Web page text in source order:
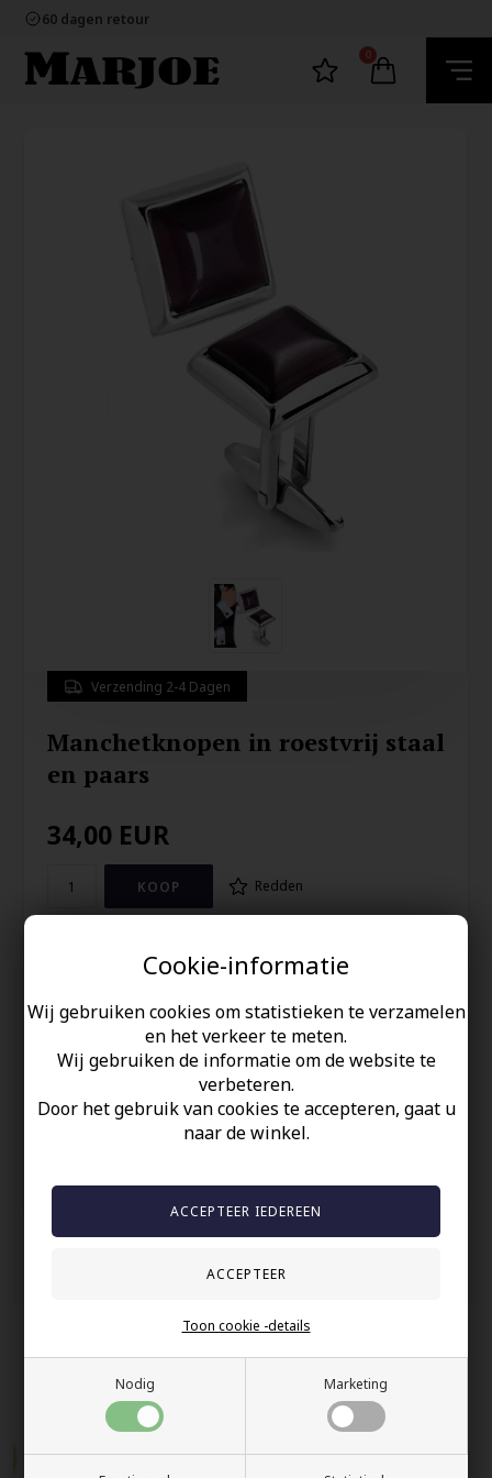
Cookie-informatie
Wij gebruiken cookies om statistieken te verzamelen
en het verkeer te meten.
Wij gebruiken de informatie om de website te
verbeteren.
Door het gebruik van cookies te accepteren, gaat u
naar de winkel.
Nodig Marketing
Toon cookie -details
60 dagen retour
Ecommerce Europe
100% nikkelvrij sieraden
60 dagen retour
0
Verzending 2-4 Dagen
Manchetknopen in roestvrij staal
en paars
34,00 EUR
Redden
Uw veiligheid
100% nikkelvrij sieraden
Snelle bezorging
Anderen gekocht hebben ook